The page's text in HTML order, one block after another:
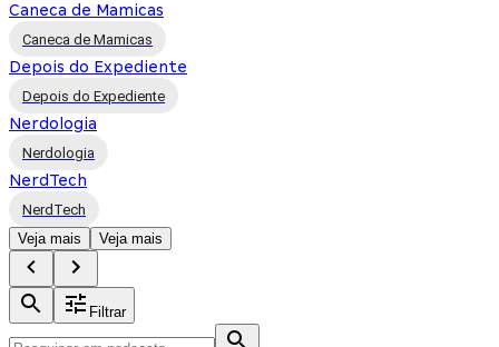
Caneca de Mamicas
Caneca de Mamicas
Depois do Expediente
Depois do Expediente
Nerdologia
Nerdologia
NerdTech
NerdTech
Veja mais
Veja mais
Filtrar